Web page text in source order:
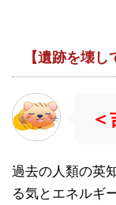
【遺跡を壊し
過去の人類の英
る気とエネルギ